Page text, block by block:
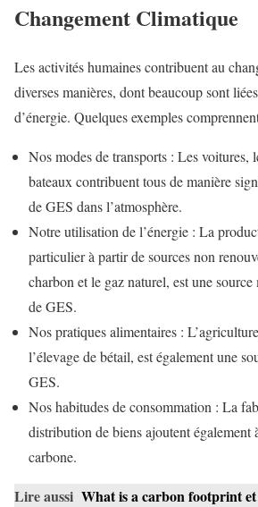
Changement Climatique
Les activités humaines contribuent au
diverses manières, dont beaucoup sont
d’énergie. Quelques exemples
Nos modes de transports : Les voitures,
bateaux contribuent tous de manière
de GES dans l’atmosphère.
Notre utilisation de l’énergie : La
particulier à partir de sources non
charbon et le gaz naturel, est une source
de GES.
Nos pratiques alimentaires :
l’élevage de bétail, est également une
GES.
Nos habitudes de consommation : La
distribution de biens ajoutent également
carbone.
Lire aussi What is a carbon footprint